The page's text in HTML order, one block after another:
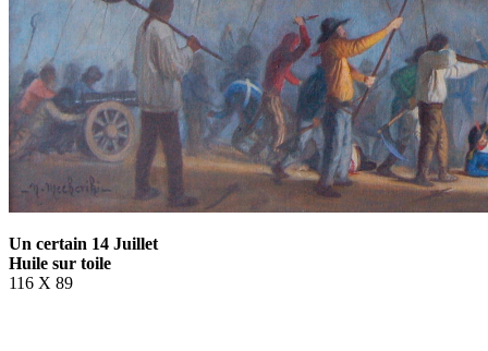
Un certain 14 Juillet
Huile sur toile
116 X 89